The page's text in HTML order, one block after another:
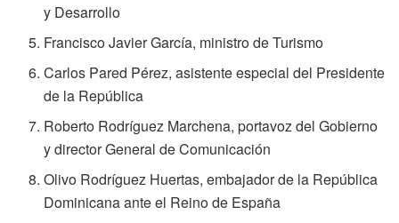
y Desarrollo
Francisco Javier García, ministro de Turismo
Carlos Pared Pérez, asistente especial del Presidente
de la República
Roberto Rodríguez Marchena, portavoz del Gobierno
y director General de Comunicación
Olivo Rodríguez Huertas, embajador de la República
Dominicana ante el Reino de España